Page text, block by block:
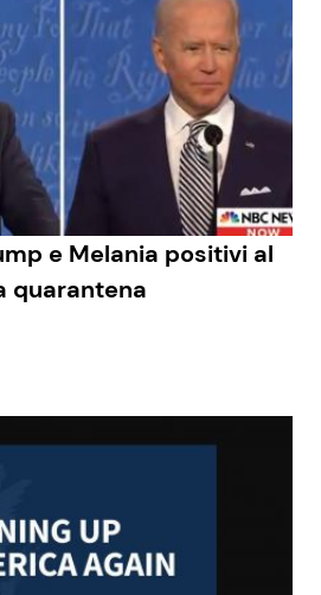
e Melania positivi al
quarantena